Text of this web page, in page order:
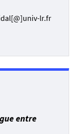
lr.fr
entre